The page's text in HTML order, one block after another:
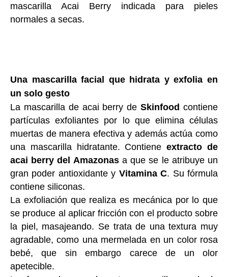
mascarilla Acai Berry indicada para pieles
normales a secas.
Una mascarilla facial que hidrata y exfolia en
un solo gesto
La mascarilla de acai berry deSkinfood contiene
partículas exfoliantes por lo que elimina células
muertas de manera efectiva y además actúa como
una mascarilla hidratante. Contieneextracto de
acai berry del Amazonasa que se le atribuye un
gran poder antioxidante y Vitamina C. Su fórmula
contiene siliconas.
La exfoliación que realiza es mecánica por lo que
se produce al aplicar fricción con el producto sobre
la piel, masajeando. Se trata de una textura muy
agradable, como una mermelada en un color rosa
bebé, que sin embargo carece de un olor
apetecible.